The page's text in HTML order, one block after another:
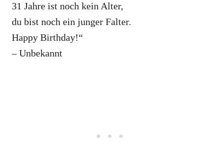
31 Jahre ist noch kein Alter,
du bist noch ein junger Falter.
Happy Birthday!“
– Unbekannt